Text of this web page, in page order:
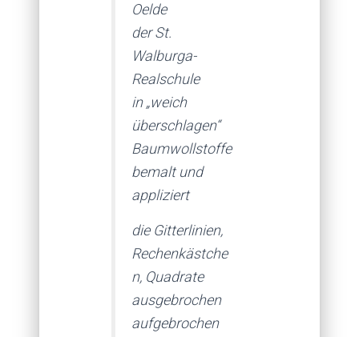
Oelde
der St.
Walburga-
Realschule
in „weich
überschlagen“
Baumwollstoffe
bemalt und
appliziert
die Gitterlinien,
Rechenkästche
n, Quadrate
ausgebrochen
aufgebrochen